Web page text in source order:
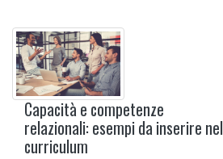
Capacità e competenze
relazionali: esempi da inserire nel
curriculum